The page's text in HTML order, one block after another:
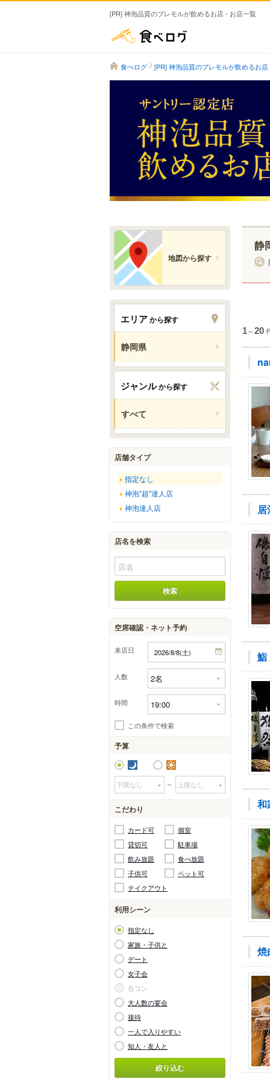
[PR] 神泡品質のプレモルが飲めるお店 - お店一覧
食べログ [PR] 神泡品質のプレモルが飲めるお店
静
1～20
居
鮨
和
焼
地図から探す
エリアから探す
静岡県
ジャンルから探す
すべて
店舗タイプ
指定なし
神泡"超"達人店
神泡達人店
店名を検索
空席確認・ネット予約
来店日
人数
時間
この条件で検索
予算
夜 昼
～
こだわり
カード可
個室
貸切可
駐車場
飲み放題
食べ放題
子供可
ペット可
テイクアウト
利用シーン
指定なし
家族・子供と
デート
女子会
合コン
大人数の宴会
接待
一人で入りやすい
知人・友人と
絞り込む